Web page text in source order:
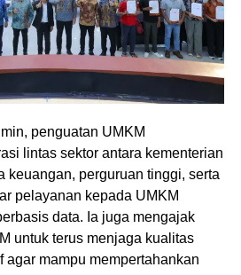
penguatan UMKM
lintas sektor antara kementerian
keuangan, perguruan tinggi, serta
pelayanan kepada UMKM
data. Ia juga mengajak
untuk terus menjaga kualitas
agar mampu mempertahankan